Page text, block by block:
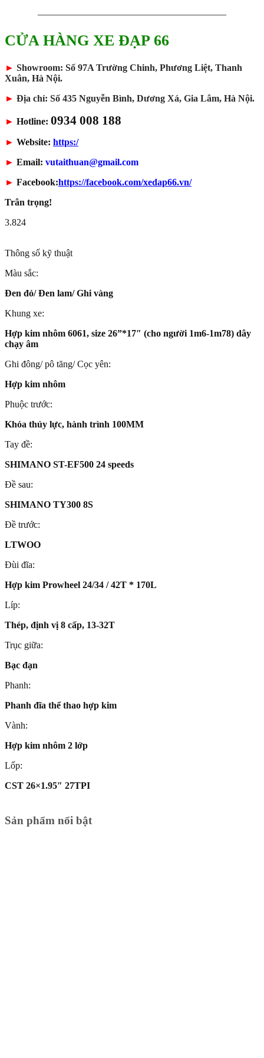
————————————————————
CỬA HÀNG XE ĐẠP 66
► Showroom: Số 97A Trường Chinh, Phương Liệt, Thanh
Xuân, Hà Nội.
► Địa chỉ: Số 435 Nguyễn Bình, Dương Xá, Gia Lâm, Hà Nội.
► Hotline: 0934 008 188
► Website: https:/
► Email: vutaithuan@gmail.com
► Facebook:https://facebook.com/xedap66.vn/
Trân trọng!
3.824
Thông số kỹ thuật
Màu sắc:
Đen đỏ/ Đen lam/ Ghi vàng
Khung xe:
Hợp kim nhôm 6061, size 26”*17″ (cho người 1m6-1m78) dây
chạy âm
Ghi đông/ pô tăng/ Cọc yên:
Hợp kim nhôm
Phuộc trước:
Khóa thủy lực, hành trình 100MM
Tay đề:
SHIMANO ST-EF500 24 speeds
Đề sau:
SHIMANO TY300 8S
Đề trước:
LTWOO
Đùi đĩa:
Hợp kim Prowheel 24/34 / 42T * 170L
Líp:
Thép, định vị 8 cấp, 13-32T
Trục giữa:
Bạc đạn
Phanh:
Phanh đĩa thể thao hợp kim
Vành:
Hợp kim nhôm 2 lớp
Lốp:
CST 26×1.95″ 27TPI
Sản phẩm nổi bật